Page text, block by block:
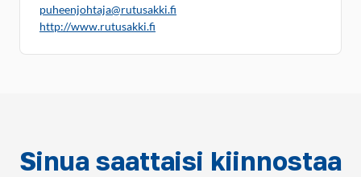
puheenjohtaja@rutusakki.fi
http://www.rutusakki.fi
Sinua saattaisi kiinnostaa